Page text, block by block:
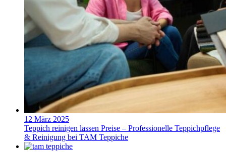
12 März 2025
Teppich reinigen lassen Preise – Professionelle Teppichpflege
& Reinigung bei TAM Teppiche